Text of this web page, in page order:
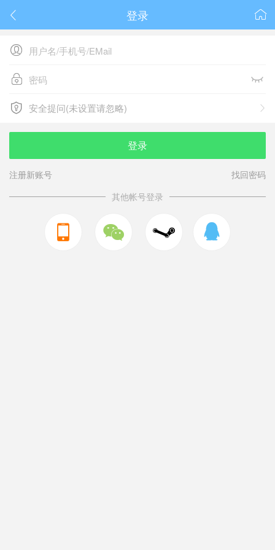
 
登录

 
 
安全提问(未设置请忽略)
安全提问(未设置请忽略)
登录
注册新账号
找回密码
其他帐号登录
  